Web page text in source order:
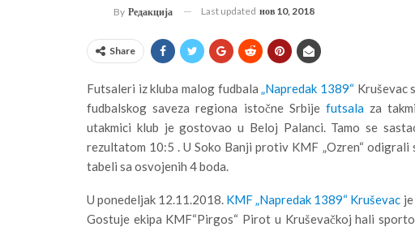
By Редакција Last updated нов 10, 2018
Share
Futsaleri iz kluba malog fudbala„Napredak 1389“ Kruševac
fudbalskog saveza regiona istočne Srbije futsalaza
utakmici klub je gostovao u Beloj Palanci. Tamo se
rezultatom 10:5 . U Soko Banji protiv KMF „Ozren“
tabeli sa osvojenih 4 boda.
U ponedeljak 12.11.2018. KMF „Napredak 1389“ Kruševac
Gostuje ekipa KMF“Pirgos“ Pirot u Kruševačkoj hali